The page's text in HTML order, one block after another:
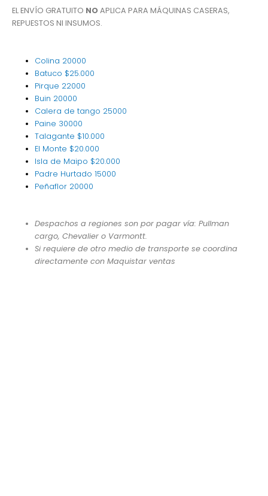
EL ENVÍO GRATUITO NOAPLICA PARA MÁQUINAS CASERAS,
REPUESTOS NI INSUMOS.
Colina 20000
Batuco $25.000
Pirque 22000
Buin 20000
Calera de tango 25000
Paine 30000
Talagante $10.000
El Monte $20.000
Isla de Maipo $20.000
Padre Hurtado15000
Peñaflor 20000
Despachos a regiones son por pagar vía: Pullman
cargo, Chevalier o Varmontt.
Si requiere de otro medio de transporte se coordina
directamente con Maquistar ventas